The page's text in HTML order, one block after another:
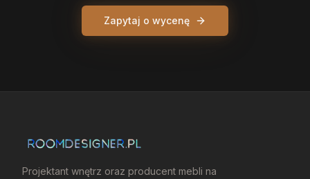
Zapytaj o wycenę
Projektant wnętrz oraz producent mebli na